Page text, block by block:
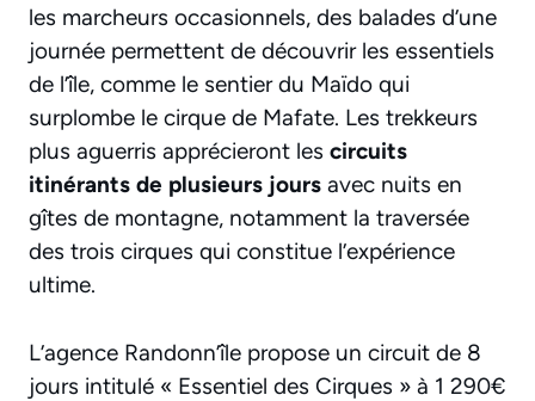
les marcheurs occasionnels, des balades d’une
journée permettent de découvrir les essentiels
de l’île, comme le sentier du Maïdo qui
surplombe le cirque de Mafate. Les trekkeurs
plus aguerris apprécieront les circuits
itinérants de plusieurs jours avec nuits en
gîtes de montagne, notamment la traversée
des trois cirques qui constitue l’expérience
ultime.
L’agence Randonn’île propose un circuit de 8
jours intitulé « Essentiel des Cirques » à 1 290€